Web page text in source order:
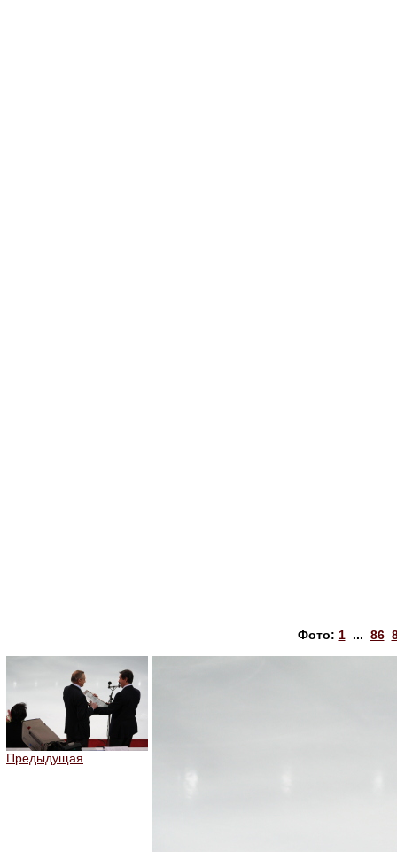
Фото: 1... 86
Предыдущая